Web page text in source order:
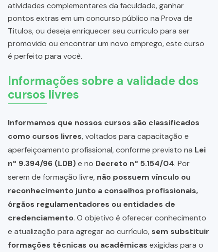
atividades complementares da faculdade, ganhar
pontos extras em um concurso público na Prova de
Títulos, ou deseja enriquecer seu currículo para ser
promovido ou encontrar um novo emprego, este curso
é perfeito para você.
Informações sobre a validade dos
cursos livres
Informamos que nossos cursos são classificados
como cursos livres, voltados para capacitação e
aperfeiçoamento profissional, conforme previsto na Lei
nº 9.394/96 (LDB)e no Decreto nº 5.154/04. Por
serem de formação livre, não possuem vínculo ou
reconhecimento junto a conselhos profissionais,
órgãos regulamentadores ou entidades de
credenciamento. O objetivo é oferecer conhecimento
e atualização para agregar ao currículo, sem substituir
formações técnicas ou acadêmicas exigidas para o